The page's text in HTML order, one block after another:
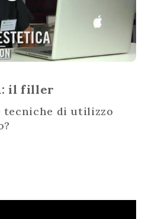
il filler
tecniche di utilizzo